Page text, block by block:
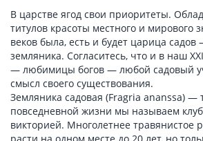
В царстве ягод свои приоритеты.
титулов красоты местного и мирового
веков была, есть и будет царица
земляника. Согласитесь, что и в наш
— любимицы богов — любой садовый
смысл своего существования.
Земляника садовая (Fragria ananssa) —
повседневной жизни мы называем
викторией. Многолетнее травянистое
расти на одном месте до 20 лет, но